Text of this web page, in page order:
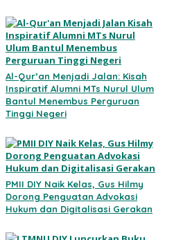
Al-Qur’an Menjadi Jalan: Kisah
Inspiratif Alumni MTs Nurul Ulum
Bantul Menembus Perguruan
Tinggi Negeri
PMII DIY Naik Kelas, Gus Hilmy
Dorong Penguatan Advokasi
Hukum dan Digitalisasi Gerakan